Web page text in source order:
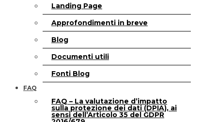
Landing Page
Approfondimenti in breve
Blog
Documenti utili
Fonti Blog
FAQ
FAQ – La valutazione d’impatto
sulla protezione dei dati (DPIA), ai
sensi dell’Articolo 35 del GDPR